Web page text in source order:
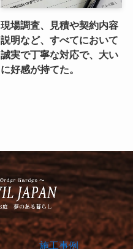
現場調査、見積や契約内容
説明など、すべてにおいて
誠実で丁寧な対応で、大い
に好感が持てた。
施工事例